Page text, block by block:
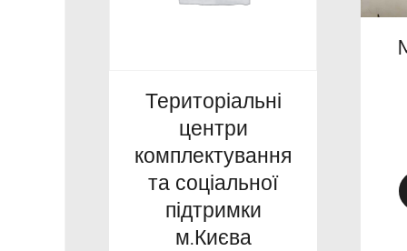
Територіальні
центри
комплектування
та соціальної
підтримки
м.Києва